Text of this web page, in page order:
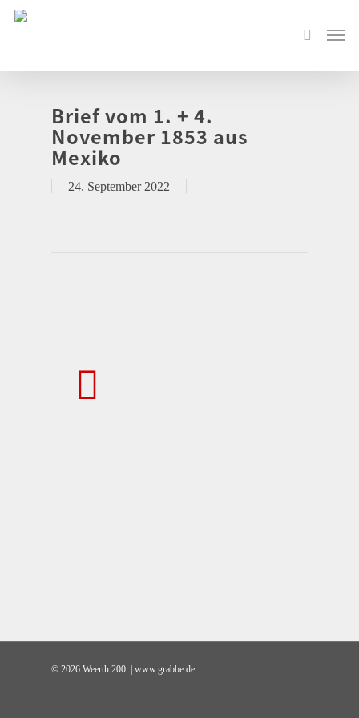
Brief vom 1. + 4.
November 1853 aus
Mexiko
24. September 2022
© 2026 Weerth 200. | www.grabbe.de